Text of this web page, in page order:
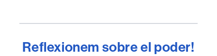
Reflexionem sobre el poder!